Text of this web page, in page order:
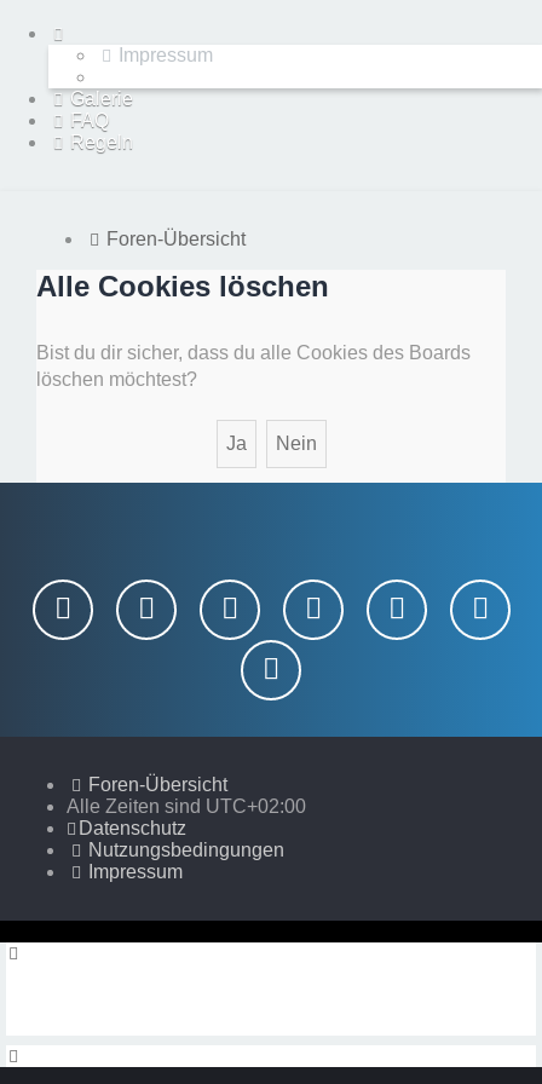
Impressum
Galerie
FAQ
Regeln
Foren-Übersicht
Alle Cookies löschen
Bist du dir sicher, dass du alle Cookies des Boards
löschen möchtest?
Foren-Übersicht
Alle Zeiten sind UTC+02:00
Datenschutz
Nutzungsbedingungen
Impressum